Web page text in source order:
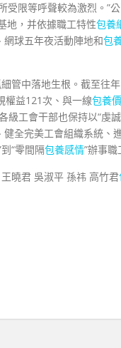
受限等呼聲較為激烈。”
地，并依據職工特性包養
球五年夜活動陣地和包
管中落地生根。截至往
權益121次、與一線包養
工會干部也保持以“虔
全完美工會組織系統、
“零間隔包養感情”辦事職
曉君 吳淑平 孫祎 高竹君